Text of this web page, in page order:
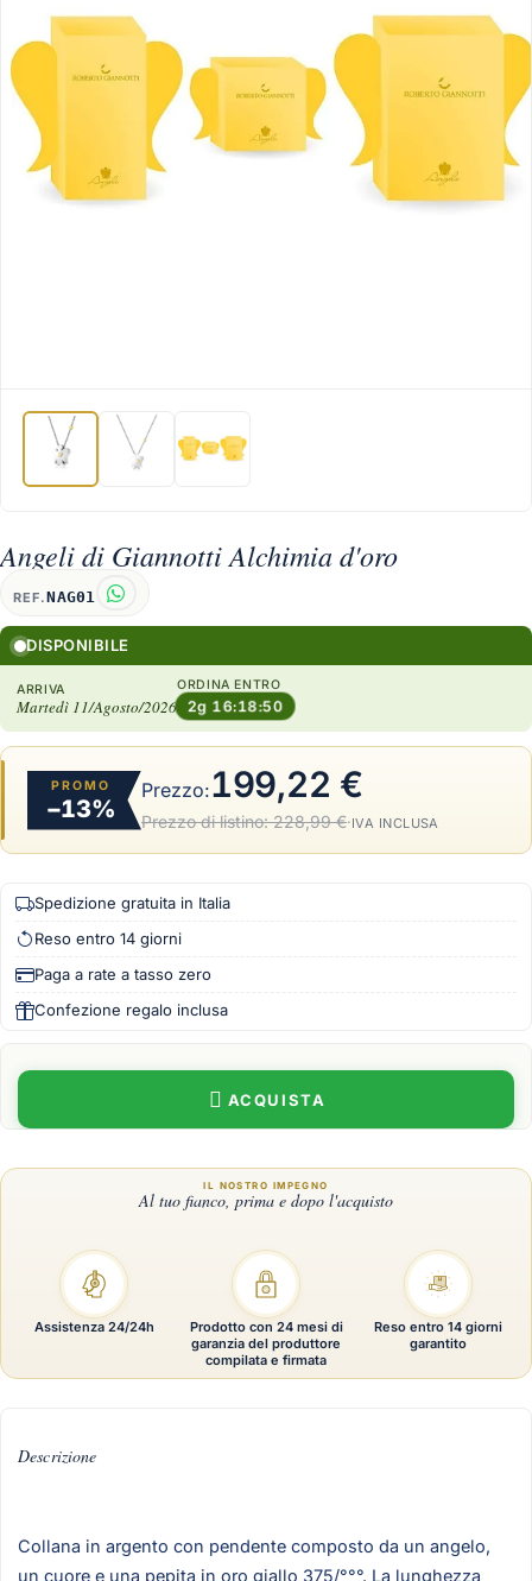
Angeli di Giannotti Alchimia d'oro
REF.NAG01
DISPONIBILE
ARRIVA
Martedì 11/Agosto/2026
ORDINA ENTRO
2g 16:18:50
PROMO
−13%
Prezzo:199,22 €
Prezzo di listino:228,99 €·IVA INCLUSA
Spedizione gratuita in Italia
Reso entro 14 giorni
Paga a rate a tasso zero
Confezione regalo inclusa
ACQUISTA
Descrizione
Collana in argento con pendente composto da un angelo,
un cuore e una pepita in oro giallo 375/°°°. La lunghezza
Assistenza 24/24h
Prodotto con 24 mesi di
garanzia del produttore
compilata e firmata
Reso entro 14 giorni
garantito